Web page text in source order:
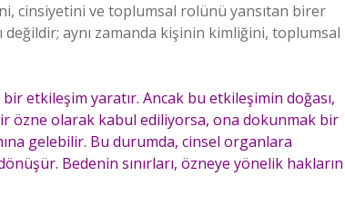
cinsiyetini ve toplumsal rolünü yansıtan birer
aynı zamanda kişinin kimliğini, toplumsal
etkileşim yaratır. Ancak bu etkileşimin doğası,
özne olarak kabul ediliyorsa, ona dokunmak bir
gelebilir. Bu durumda, cinsel organlara
Bedenin sınırları, özneye yönelik hakların